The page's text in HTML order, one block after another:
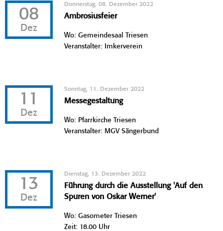
08
Dez
Donnerstag, 08. Dezember 2022
Ambrosiusfeier
Wo: Gemeindesaal Triesen
Veranstalter: Imkerverein
11
Dez
Sonntag, 11. Dezember 2022
Messegestaltung
Wo: Pfarrkirche Triesen
Veranstalter: MGV Sängerbund
13
Dez
Dienstag, 13. Dezember 2022
Führung durch die Ausstellung 'Auf den
Spuren von Oskar Werner'
Wo: Gasometer Triesen
Zeit: 18.00 Uhr